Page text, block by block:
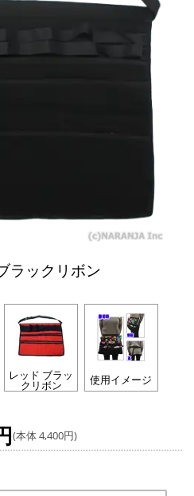
ラックリボン
レッド ブラッ
クリボン 使用イメージ
(本体 4,400円)